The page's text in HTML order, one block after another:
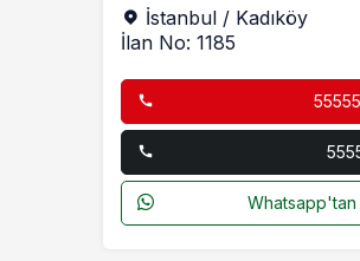
İstanbul / Kadıköy
İlan No: 1185
Whatsapp'tan